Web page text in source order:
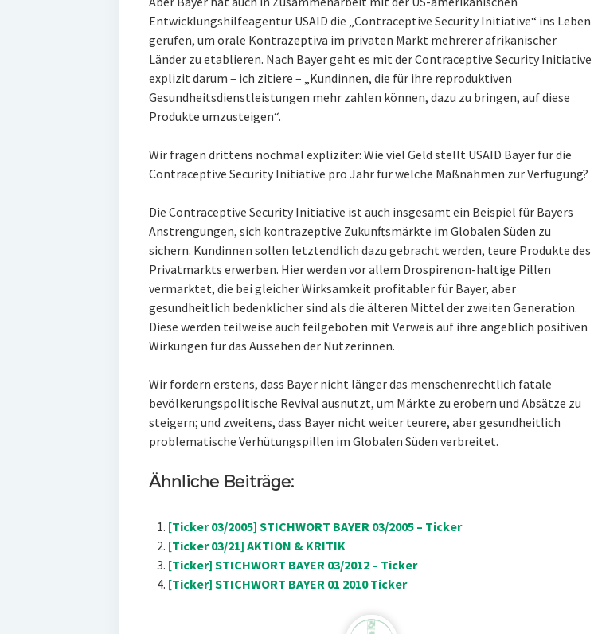
Entwicklungshilfeagentur USAID die „Contraceptive Security Initiative“ ins Leben
gerufen, um orale Kontrazeptiva im privaten Markt mehrerer afrikanischer
Länder zu etablieren. Nach Bayer geht es mit der Contraceptive Security Initiative
explizit darum – ich zitiere – „Kundinnen, die für ihre reproduktiven
Gesundheitsdienstleistungen mehr zahlen können, dazu zu bringen, auf diese
Produkte umzusteigen“.
Wir fragen drittens nochmal expliziter: Wie viel Geld stellt USAID Bayer für die
Contraceptive Security Initiative pro Jahr für welche Maßnahmen zur Verfügung?
Die Contraceptive Security Initiative ist auch insgesamt ein Beispiel für Bayers
Anstrengungen, sich kontrazeptive Zukunftsmärkte im Globalen Süden zu
sichern. Kundinnen sollen letztendlich dazu gebracht werden, teure Produkte des
Privatmarkts erwerben. Hier werden vor allem Drospirenon-haltige Pillen
vermarktet, die bei gleicher Wirksamkeit profitabler für Bayer, aber
gesundheitlich bedenklicher sind als die älteren Mittel der zweiten Generation.
Diese werden teilweise auch feilgeboten mit Verweis auf ihre angeblich positiven
Wirkungen für das Aussehen der Nutzerinnen.
Wir fordern erstens, dass Bayer nicht länger das menschenrechtlich fatale
bevölkerungspolitische Revival ausnutzt, um Märkte zu erobern und Absätze zu
steigern; und zweitens, dass Bayer nicht weiter teurere, aber gesundheitlich
problematische Verhütungspillen im Globalen Süden verbreitet.
Ähnliche Beiträge:
[Ticker 03/2005] STICHWORT BAYER 03/2005 – Ticker
[Ticker 03/21] AKTION & KRITIK
[Ticker] STICHWORT BAYER 03/2012 – Ticker
[Ticker] STICHWORT BAYER 01 2010 Ticker